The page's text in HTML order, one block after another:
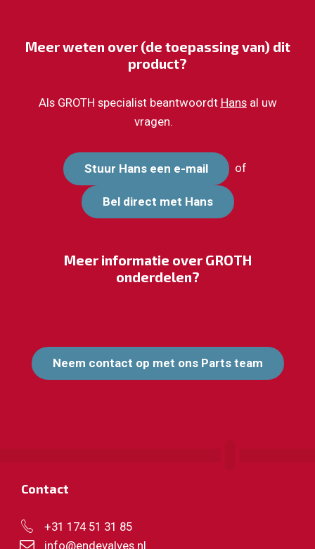
Meer weten over (de toepassing van) dit
product?
Als GROTH specialist beantwoordt Hansal uw
vragen.
Stuur Hans een e-mail of
Bel direct met Hans
Meer informatie over GROTH
onderdelen?
Neem contact op met ons Parts team
Contact
+31 174 51 31 85
info@endevalves.nl